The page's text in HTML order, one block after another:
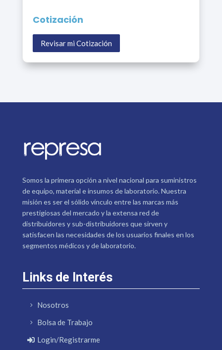
Cotización
Revisar mi Cotización
Somos la primera opción a nivel nacional para suministros
de equipo, material e insumos de laboratorio. Nuestra
misión es ser el sólido vínculo entre las marcas más
prestigiosas del mercado y la extensa red de
distribuidores y sub-distribuidores que sirven y
satisfacen las necesidades de los usuarios finales en los
segmentos médicos y de laboratorio.
Links de Interés
Nosotros
Bolsa de Trabajo
Login/Registrarme